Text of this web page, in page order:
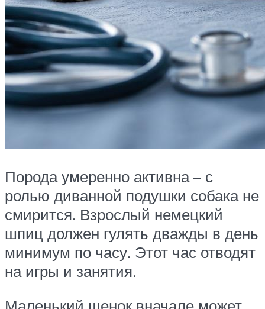
Порода умеренно активна – с
ролью диванной подушки собака не
смирится. Взрослый немецкий
шпиц должен гулять дважды в день
минимум по часу. Этот час отводят
на игры и занятия.